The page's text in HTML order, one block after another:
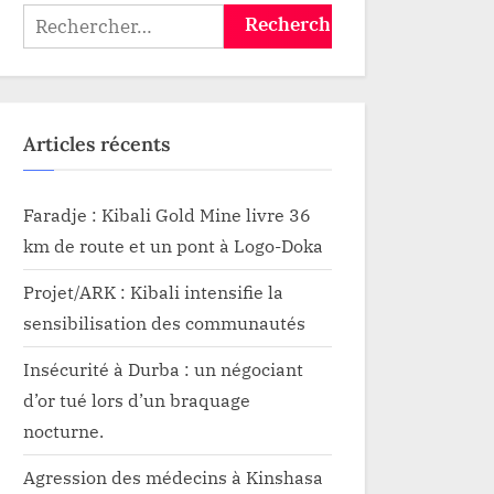
Rechercher :
Articles récents
Faradje : Kibali Gold Mine livre 36
km de route et un pont à Logo-Doka
Projet/ARK : Kibali intensifie la
sensibilisation des communautés
Insécurité à Durba : un négociant
d’or tué lors d’un braquage
nocturne.
Agression des médecins à Kinshasa